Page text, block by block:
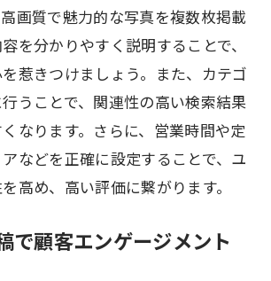
画質で魅力的な写真を複数枚掲載
を分かりやすく説明することで、
惹きつけましょう。また、カテゴ
うことで、関連性の高い検索結果
なります。さらに、営業時間や定
などを正確に設定することで、ユ
高め、高い評価に繋がります。
で顧客エンゲージメント